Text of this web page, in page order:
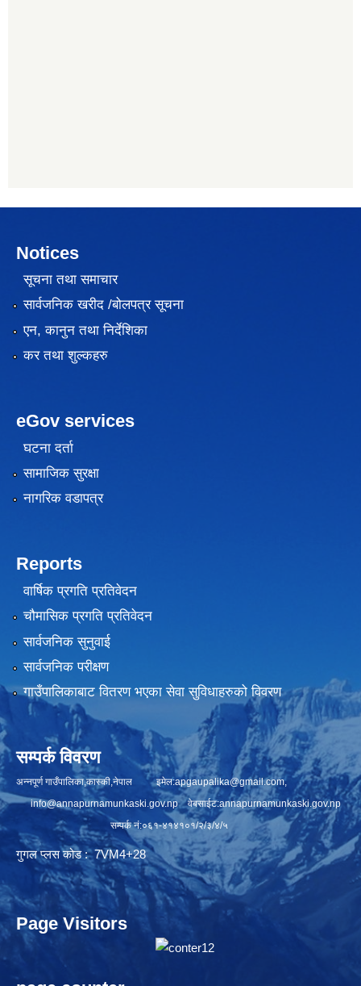
Notices
सूचना तथा समाचार
सार्वजनिक खरीद /बोलपत्र सूचना
एन, कानुन तथा निर्देशिका
कर तथा शुल्कहरु
eGov services
घटना दर्ता
सामाजिक सुरक्षा
नागरिक वडापत्र
Reports
वार्षिक प्रगति प्रतिवेदन
चौमासिक प्रगति प्रतिवेदन
सार्वजनिक सुनुवाई
सार्वजनिक परीक्षण
गाउँपालिकाबाट वितरण भएका सेवा सुविधाहरुको विवरण
सम्पर्क विवरण
अन्नपूर्ण गाउँपालिका,कास्की,नेपाल इमेल:apgaupalika@gmail.com,
info@annapurnamunkaski.gov.npवेबसाईट:annapurnamunkaski.gov.np
सम्पर्क नं:०६१-४१४१०१/२/३/४/५
गुगल प्लस कोड : 7VM4+28
Page Visitors